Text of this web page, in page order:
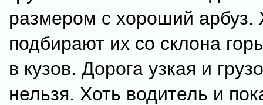
размером с хороший
подбирают их со склона
в кузов. Дорога узкая и
нельзя. Хоть водитель и